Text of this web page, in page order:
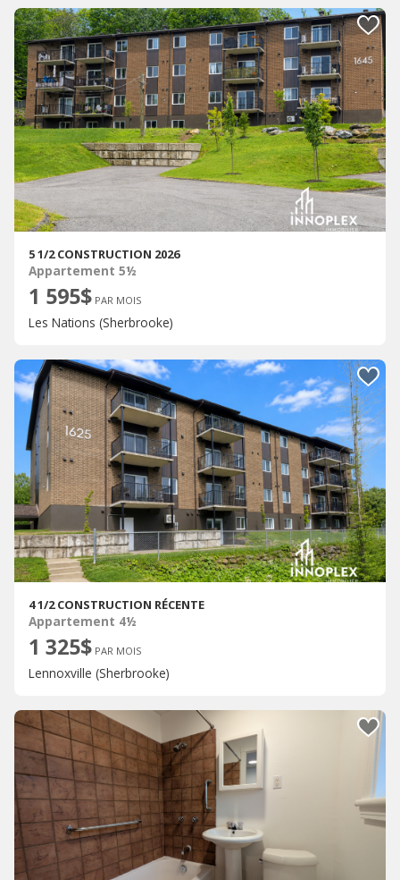
5 1/2 CONSTRUCTION 2026
Appartement 5½
1 595$ PAR MOIS
Les Nations (Sherbrooke)
4 1/2 CONSTRUCTION RÉCENTE
Appartement 4½
1 325$ PAR MOIS
Lennoxville (Sherbrooke)